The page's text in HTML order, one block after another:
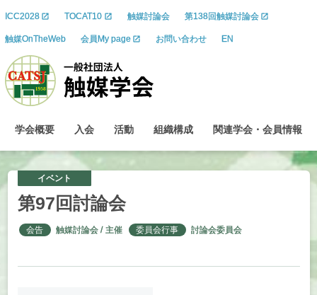
ICC2028 TOCAT10 触媒討論会 第138回触媒討論会
触媒OnTheWeb 会員My page お問い合わせ EN
学会概要 入会 活動 組織構成 関連学会 ・ 会員情報
イベント
第97 回討論会
会告 触媒討論会 主催 委員会行事 討論会委員会